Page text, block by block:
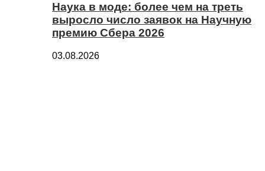
Наука в моде: более чем на треть
выросло число заявок на Научную
премию Сбера 2026
03.08.2026